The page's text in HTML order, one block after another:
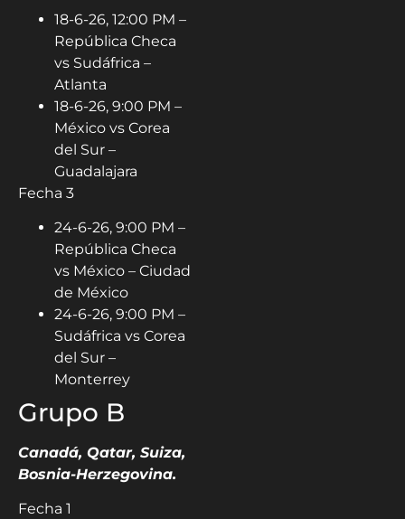
18-6-26, 12:00 PM –
República Checa
vs Sudáfrica –
Atlanta
18-6-26, 9:00 PM –
México vs Corea
del Sur –
Guadalajara
Fecha 3
24-6-26, 9:00 PM –
República Checa
vs México – Ciudad
de México
24-6-26, 9:00 PM –
Sudáfrica vs Corea
del Sur –
Monterrey
Grupo B
Canadá, Qatar, Suiza,
Bosnia-Herzegovina.
Fecha 1